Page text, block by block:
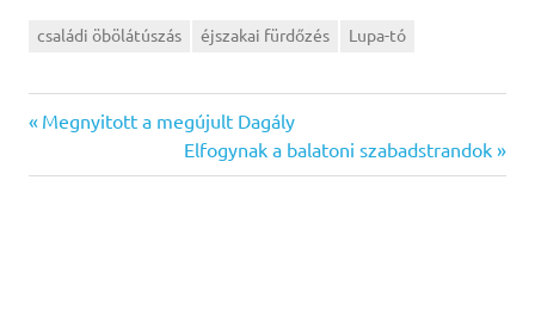
családi öbölátúszás éjszakai fürdőzés Lupa-tó
Bejegyzés
navigáció
Previous
Megnyitott a megújult Dagály
Next
Post:
Elfogynak a balatoni szabadstrandok